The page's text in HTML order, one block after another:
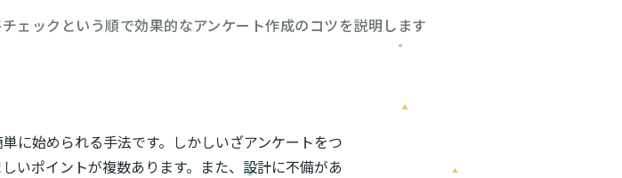
ェックという順で効果的なアンケート作成のコツを説明します
に始められる手法です。しかしいざアンケートをつ
いポイントが複数あります。また、設計に不備があ